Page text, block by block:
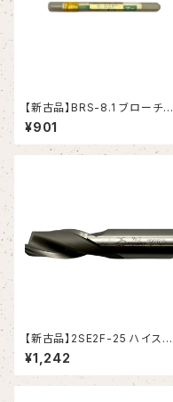
【新古品】BRS-8.1 ブローチリ
ーマ ストレートシャンク（日研工
作所）
¥901
【新古品】2SE2F-25 ハイスエ
ンドミル(YG-1)
¥1,242